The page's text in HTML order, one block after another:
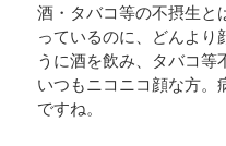
酒・タバコ等の不摂生と
っているのに、どんより
うに酒を飲み、タバコ等
いつもニコニコ顔な方。
ですね。